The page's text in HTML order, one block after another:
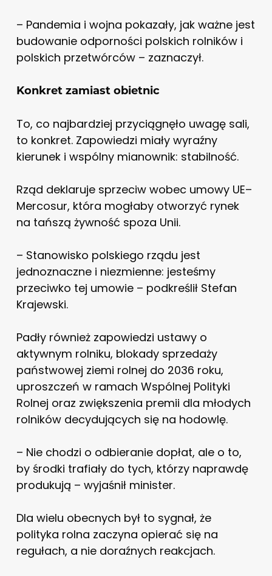
– Pandemia i wojna pokazały, jak ważne jest
budowanie odporności polskich rolników i
polskich przetwórców – zaznaczył.
Konkret zamiast obietnic
To, co najbardziej przyciągnęło uwagę sali,
to konkret. Zapowiedzi miały wyraźny
kierunek i wspólny mianownik: stabilność.
Rząd deklaruje sprzeciw wobec umowy UE–
Mercosur, która mogłaby otworzyć rynek
na tańszą żywność spoza Unii.
– Stanowisko polskiego rządu jest
jednoznaczne i niezmienne: jesteśmy
przeciwko tej umowie – podkreślił Stefan
Krajewski.
Padły również zapowiedzi ustawy o
aktywnym rolniku, blokady sprzedaży
państwowej ziemi rolnej do 2036 roku,
uproszczeń w ramach Wspólnej Polityki
Rolnej oraz zwiększenia premii dla młodych
rolników decydujących się na hodowlę.
– Nie chodzi o odbieranie dopłat, ale o to,
by środki trafiały do tych, którzy naprawdę
produkują – wyjaśnił minister.
Dla wielu obecnych był to sygnał, że
polityka rolna zaczyna opierać się na
regułach, a nie doraźnych reakcjach.